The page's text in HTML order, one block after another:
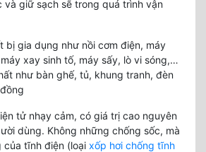
và giữ sạch sẽ trong quá trình vận
bị gia dụng như nồi cơm điện, máy
xay sinh tố, máy sấy, lò vi sóng,…
như bàn ghế, tủ, khung tranh, đèn
tử nhạy cảm, có giá trị cao nguyên
dùng. Không những chống sốc, mà
tĩnh điện (loại xốp hơi chống tĩnh